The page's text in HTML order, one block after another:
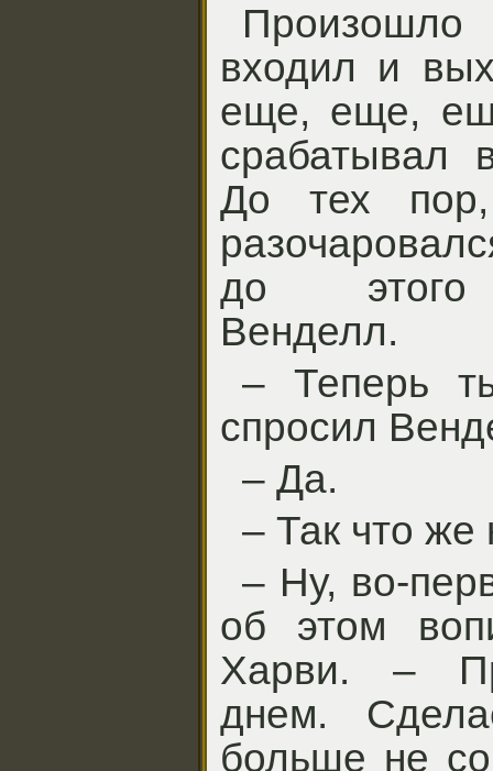
входил и
еще, еще,
срабатывал
До тех
до этого
Венделл.
– Теперь
спросил
– Да.
– Так что же
– Ну, во-
об этом
Харви. –
днем.
больше не